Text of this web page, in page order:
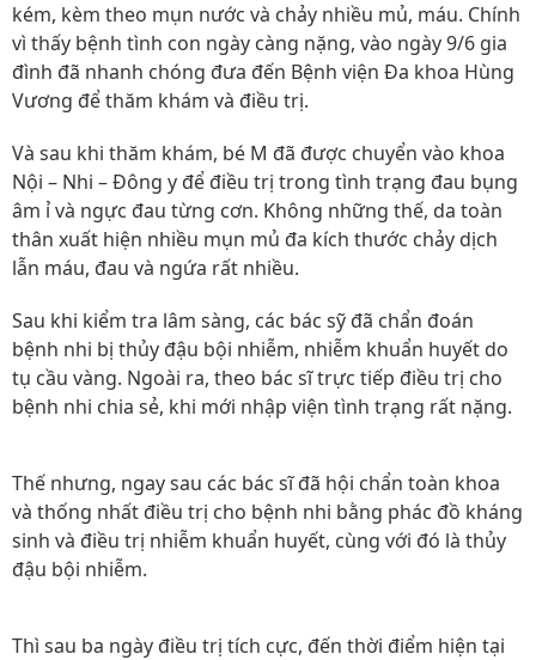
kém, kèm theo mụn nước và chảy nhiều mủ, máu. Chính
vì thấy bệnh tình con ngày càng nặng, vào ngày 9/6 gia
đình đã nhanh chóng đưa đến Bệnh viện Đa khoa Hùng
Vương để thăm khám và điều trị.
Và sau khi thăm khám, bé M đã được chuyển vào khoa
Nội – Nhi – Đông y để điều trị trong tình trạng đau bụng
âm ỉ và ngực đau từng cơn. Không những thế, da toàn
thân xuất hiện nhiều mụn mủ đa kích thước chảy dịch
lẫn máu, đau và ngứa rất nhiều.
Sau khi kiểm tra lâm sàng, các bác sỹ đã chẩn đoán
bệnh nhi bị thủy đậu bội nhiễm, nhiễm khuẩn huyết do
tụ cầu vàng. Ngoài ra, theo bác sĩ trực tiếp điều trị cho
bệnh nhi chia sẻ, khi mới nhập viện tình trạng rất nặng.
Thế nhưng, ngay sau các bác sĩ đã hội chẩn toàn khoa
và thống nhất điều trị cho bệnh nhi bằng phác đồ kháng
sinh và điều trị nhiễm khuẩn huyết, cùng với đó là thủy
đậu bội nhiễm.
Thì sau ba ngày điều trị tích cực, đến thời điểm hiện tại